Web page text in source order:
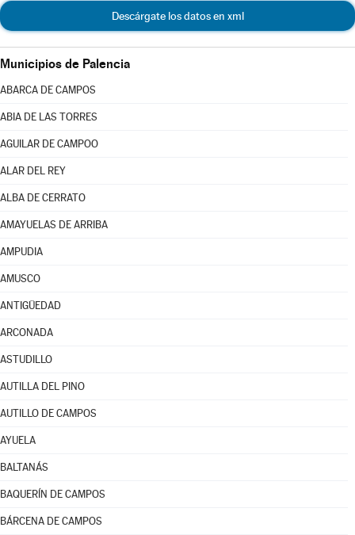
Descárgate los datos en xml
Municipios de Palencia
ABARCA DE CAMPOS
ABIA DE LAS TORRES
AGUILAR DE CAMPOO
ALAR DEL REY
ALBA DE CERRATO
AMAYUELAS DE ARRIBA
AMPUDIA
AMUSCO
ANTIGÜEDAD
ARCONADA
ASTUDILLO
AUTILLA DEL PINO
AUTILLO DE CAMPOS
AYUELA
BALTANÁS
BAQUERÍN DE CAMPOS
BÁRCENA DE CAMPOS